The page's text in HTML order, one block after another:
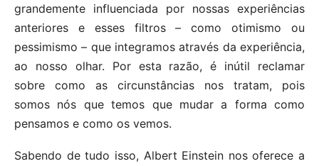
grandemente influenciada por nossas experiências
anteriores e esses filtros – como otimismo ou
pessimismo – que integramos através da experiência,
ao nosso olhar. Por esta razão, é inútil reclamar
sobre como as circunstâncias nos tratam, pois
somos nós que temos que mudar a forma como
pensamos e como os vemos.
Sabendo de tudo isso, Albert Einstein nos oferece a